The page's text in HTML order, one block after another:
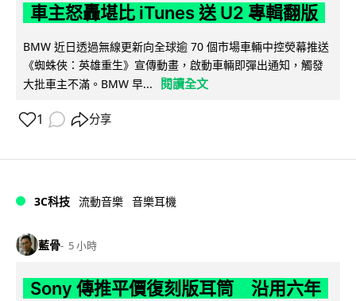
車主怒轟堪比 iTunes 送 U2 專輯翻版
BMW 近日透過無線更新向全球逾 70 個市場車輛中控熒幕推送
《蜘蛛俠：英雄重生》宣傳動畫，啟動車輛即彈出通知，觸發
大批車主不滿。BMW 早...
閱讀全文
1 分享
3C科技 流動音樂 音樂耳機
藍骨 5 小時
Sony 傳推平價復刻版耳筒 沿用六年